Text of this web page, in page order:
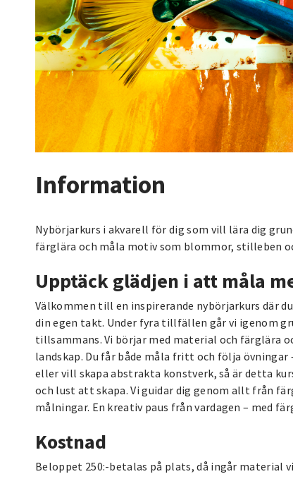
Information
Nybörjarkurs i akvarell för dig som vill lära dig
färglära och måla motiv som blommor, stilleben
Upptäck glädjen i att måla
Välkommen till en inspirerande nybörjarkurs där
din egen takt. Under fyra tillfällen går vi igenom
tillsammans. Vi börjar med material och färglära
landskap. Du får både måla fritt och följa
eller vill skapa abstrakta konstverk, så är detta
och lust att skapa. Vi guidar dig genom allt från
målningar. En kreativ paus från vardagen – med
Kostnad
Beloppet 250:-betalas på plats, då ingår material